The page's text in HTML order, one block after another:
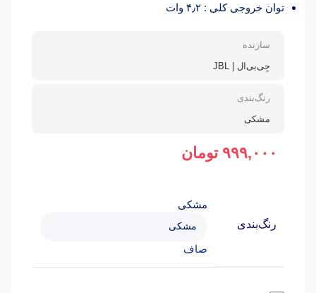
توان خروجی کلی : ۴٫۲ وات
سازنده
جِی‌بی‌ال | JBL
رنگ‌بندی
مشکی
۹۹۹,۰۰۰ تومان
رنگ‌بندی
مشکی
صاف